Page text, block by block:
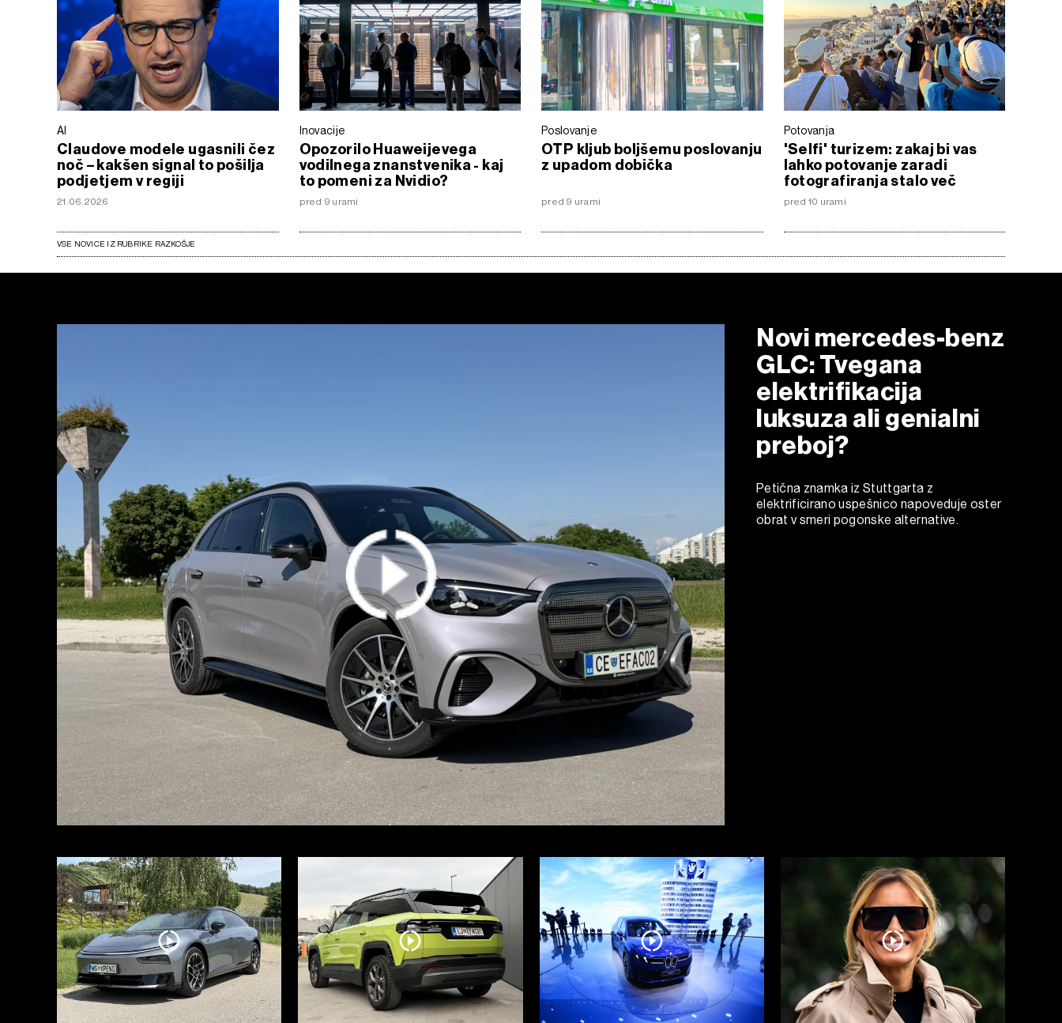
AI
Claudove modele ugasnili čez
noč – kakšen signal to pošilja
podjetjem v regiji
21.06.2026
Inovacije
Opozorilo Huaweijevega
vodilnega znanstvenika - kaj
to pomeni za Nvidio?
pred 9 urami
Poslovanje
OTP kljub boljšemu poslovanju
z upadom dobička
pred 9 urami
Potovanja
'Selfi' turizem: zakaj bi vas
lahko potovanje zaradi
fotografiranja stalo več
pred 10 urami
VSE NOVICE IZ RUBRIKE RAZKOŠJE
Novi mercedes-benz
GLC: Tvegana
elektrifikacija
luksuza ali genialni
preboj?
Petična znamka iz Stuttgarta z
elektrificirano uspešnico napoveduje oster
obrat v smeri pogonske alternative.